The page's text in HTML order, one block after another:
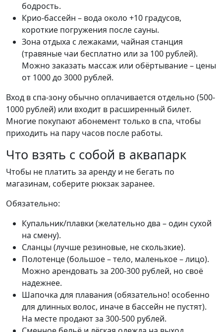
бодрость.
Крио-бассейн – вода около +10 градусов,
короткие погружения после сауны.
Зона отдыха с лежаками, чайная станция
(травяные чаи бесплатно или за 100 рублей).
Можно заказать массаж или обёртывание – цены
от 1000 до 3000 рублей.
Вход в спа-зону обычно оплачивается отдельно (500-
1000 рублей) или входит в расширенный билет.
Многие покупают абонемент только в спа, чтобы
приходить на пару часов после работы.
Что взять с собой в аквапарк
Чтобы не платить за аренду и не бегать по
магазинам, соберите рюкзак заранее.
Обязательно:
Купальник/плавки (желательно два – один сухой
на смену).
Сланцы (лучше резиновые, не скользкие).
Полотенце (большое – тело, маленькое – лицо).
Можно арендовать за 200-300 рублей, но своё
надежнее.
Шапочка для плавания (обязательно! особенно
для длинных волос, иначе в бассейн не пустят).
На месте продают за 300-500 рублей.